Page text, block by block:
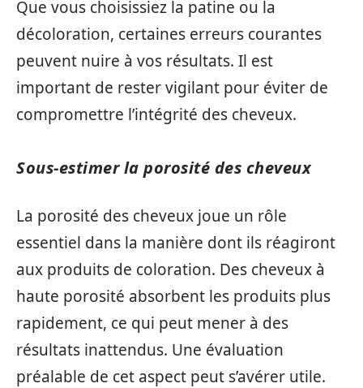
Que vous choisissiez la patine ou la
décoloration, certaines erreurs courantes
peuvent nuire à vos résultats. Il est
important de rester vigilant pour éviter de
compromettre l’intégrité des cheveux.
Sous-estimer la porosité des cheveux
La porosité des cheveux joue un rôle
essentiel dans la manière dont ils réagiront
aux produits de coloration. Des cheveux à
haute porosité absorbent les produits plus
rapidement, ce qui peut mener à des
résultats inattendus. Une évaluation
préalable de cet aspect peut s’avérer utile.